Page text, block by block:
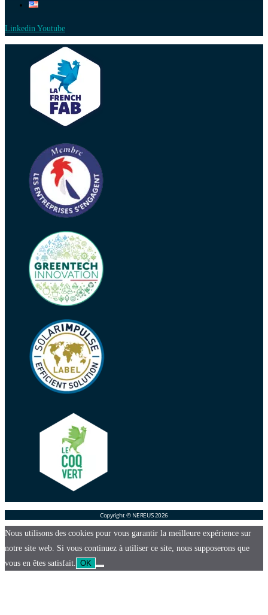
Linkedin Youtube
Copyright © NEREUS 2026
Nous utilisons des cookies pour vous garantir la meilleure expérience sur
notre site web. Si vous continuez à utiliser ce site, nous supposerons que
vous en êtes satisfait. OK